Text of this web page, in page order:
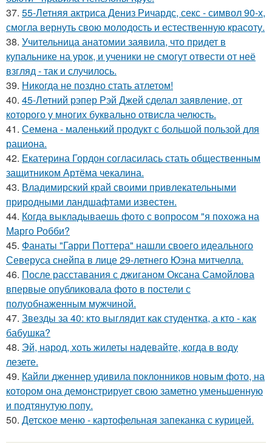
37. 55-Летняя актриса Дениз Ричардс, секс - символ 90-х,
смогла вернуть свою молодость и естественную красоту.
38. Учительница анатомии заявила, что придет в
купальнике на урок, и ученики не смогут отвести от неё
взгляд - так и случилось.
39. Никогда не поздно стать атлетом!
40. 45-Летний рэпер Рэй Джей сделал заявление, от
которого у многих буквально отвисла челюсть.
41. Семена - маленький продукт с большой пользой для
рациона.
42. Екатерина Гордон согласилась стать общественным
защитником Артёма чекалина.
43. Владимирский край своими привлекательными
природными ландшафтами известен.
44. Когда выкладываешь фото с вопросом "я похожа на
Марго Робби?
45. Фанаты "Гарри Поттера" нашли своего идеального
Северуса снейпа в лице 29-летнего Юэна митчелла.
46. После расставания с джиганом Оксана Самойлова
впервые опубликовала фото в постели с
полуобнаженным мужчиной.
47. Звезды за 40: кто выглядит как студентка, а кто - как
бабушка?
48. Эй, народ, хоть жилеты надевайте, когда в воду
лезете.
49. Кайли дженнер удивила поклонников новым фото, на
котором она демонстрирует свою заметно уменьшенную
и подтянутую попу.
50. Детское меню - картофельная запеканка с курицей.